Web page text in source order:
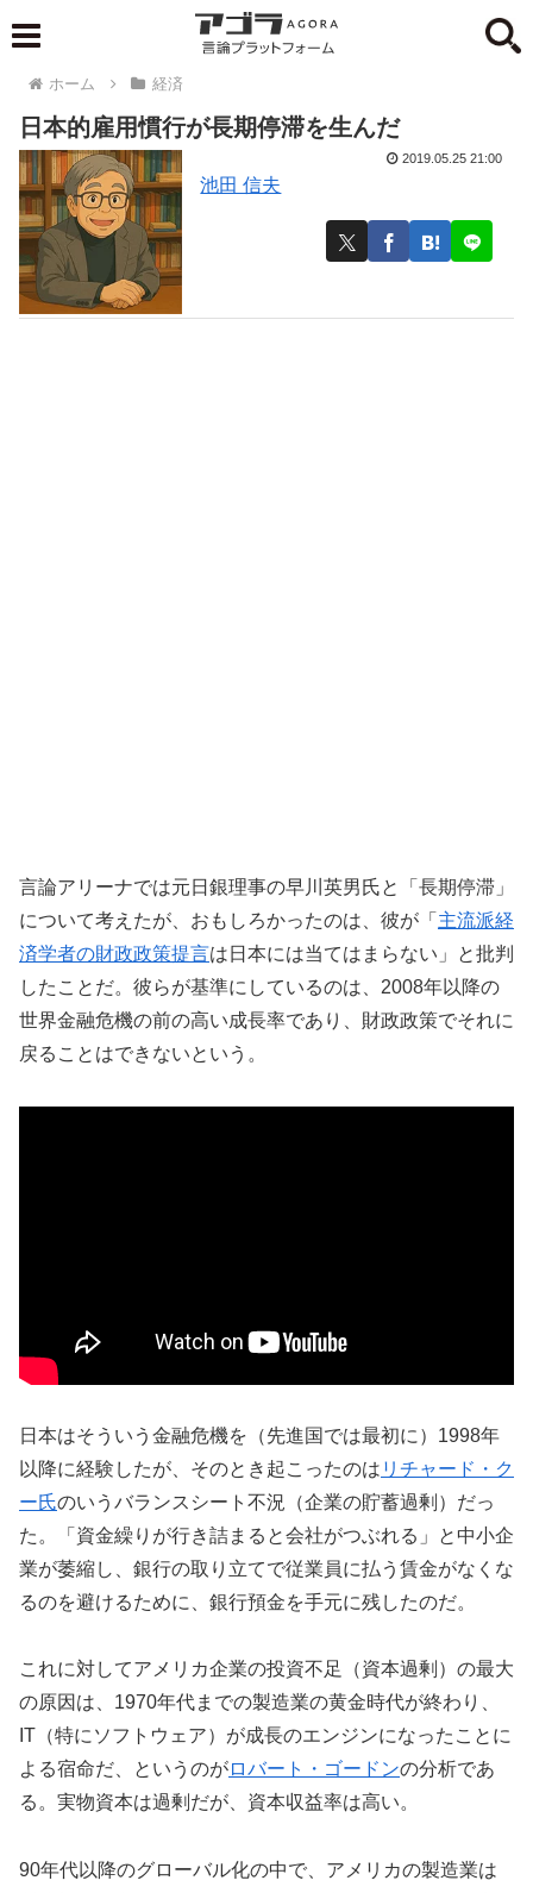
ホーム 経済
日本的雇用慣行が長期停滞を生んだ
池田 信夫
2019.05.25 21:00
言論アリーナでは元日銀理事の早川英男氏と「長期停滞」
について考えたが、おもしろかったのは、彼が「 主流派経
済学者の財政政策提言は日本には当てはまらない」と批判
したことだ。彼らが基準にしているのは、2008年以降の
世界金融危機の前の高い成長率であり、財政政策でそれに
戻ることはできないという。
日本はそういう金融危機を（先進国では最初に）1998年
以降に経験したが、そのとき起こったのは リチャード・ク
ー氏のいうバランスシート不況（企業の貯蓄過剰）だっ
た。「資金繰りが行き詰まると会社がつぶれる」と中小企
業が萎縮し、銀行の取り立てで従業員に払う賃金がなくな
るのを避けるために、銀行預金を手元に残したのだ。
これに対してアメリカ企業の投資不足（資本過剰）の最大
の原因は、1970年代までの製造業の黄金時代が終わり、
IT（特にソフトウェア）が成長のエンジンになったことに
よる宿命だ、というのがロバート・ゴードンの分析であ
る。実物資本は過剰だが、資本収益率は高い。
90年代以降のグローバル化の中で、アメリカの製造業は